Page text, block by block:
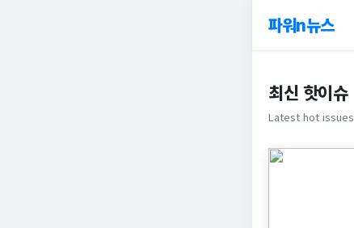
파워n뉴스
최신 핫이슈
Latest hot issues